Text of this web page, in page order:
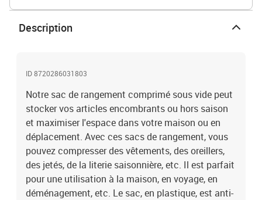
Description
ID 8720286031803
Notre sac de rangement comprimé sous vide peut
stocker vos articles encombrants ou hors saison
et maximiser l'espace dans votre maison ou en
déplacement. Avec ces sacs de rangement, vous
pouvez compresser des vêtements, des oreillers,
des jetés, de la literie saisonnière, etc. Il est parfait
pour une utilisation à la maison, en voyage, en
déménagement, etc. Le sac, en plastique, est anti-